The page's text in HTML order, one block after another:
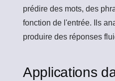
prédire des mots, des
fonction de l'entrée. Ils
produire des réponses
Applications